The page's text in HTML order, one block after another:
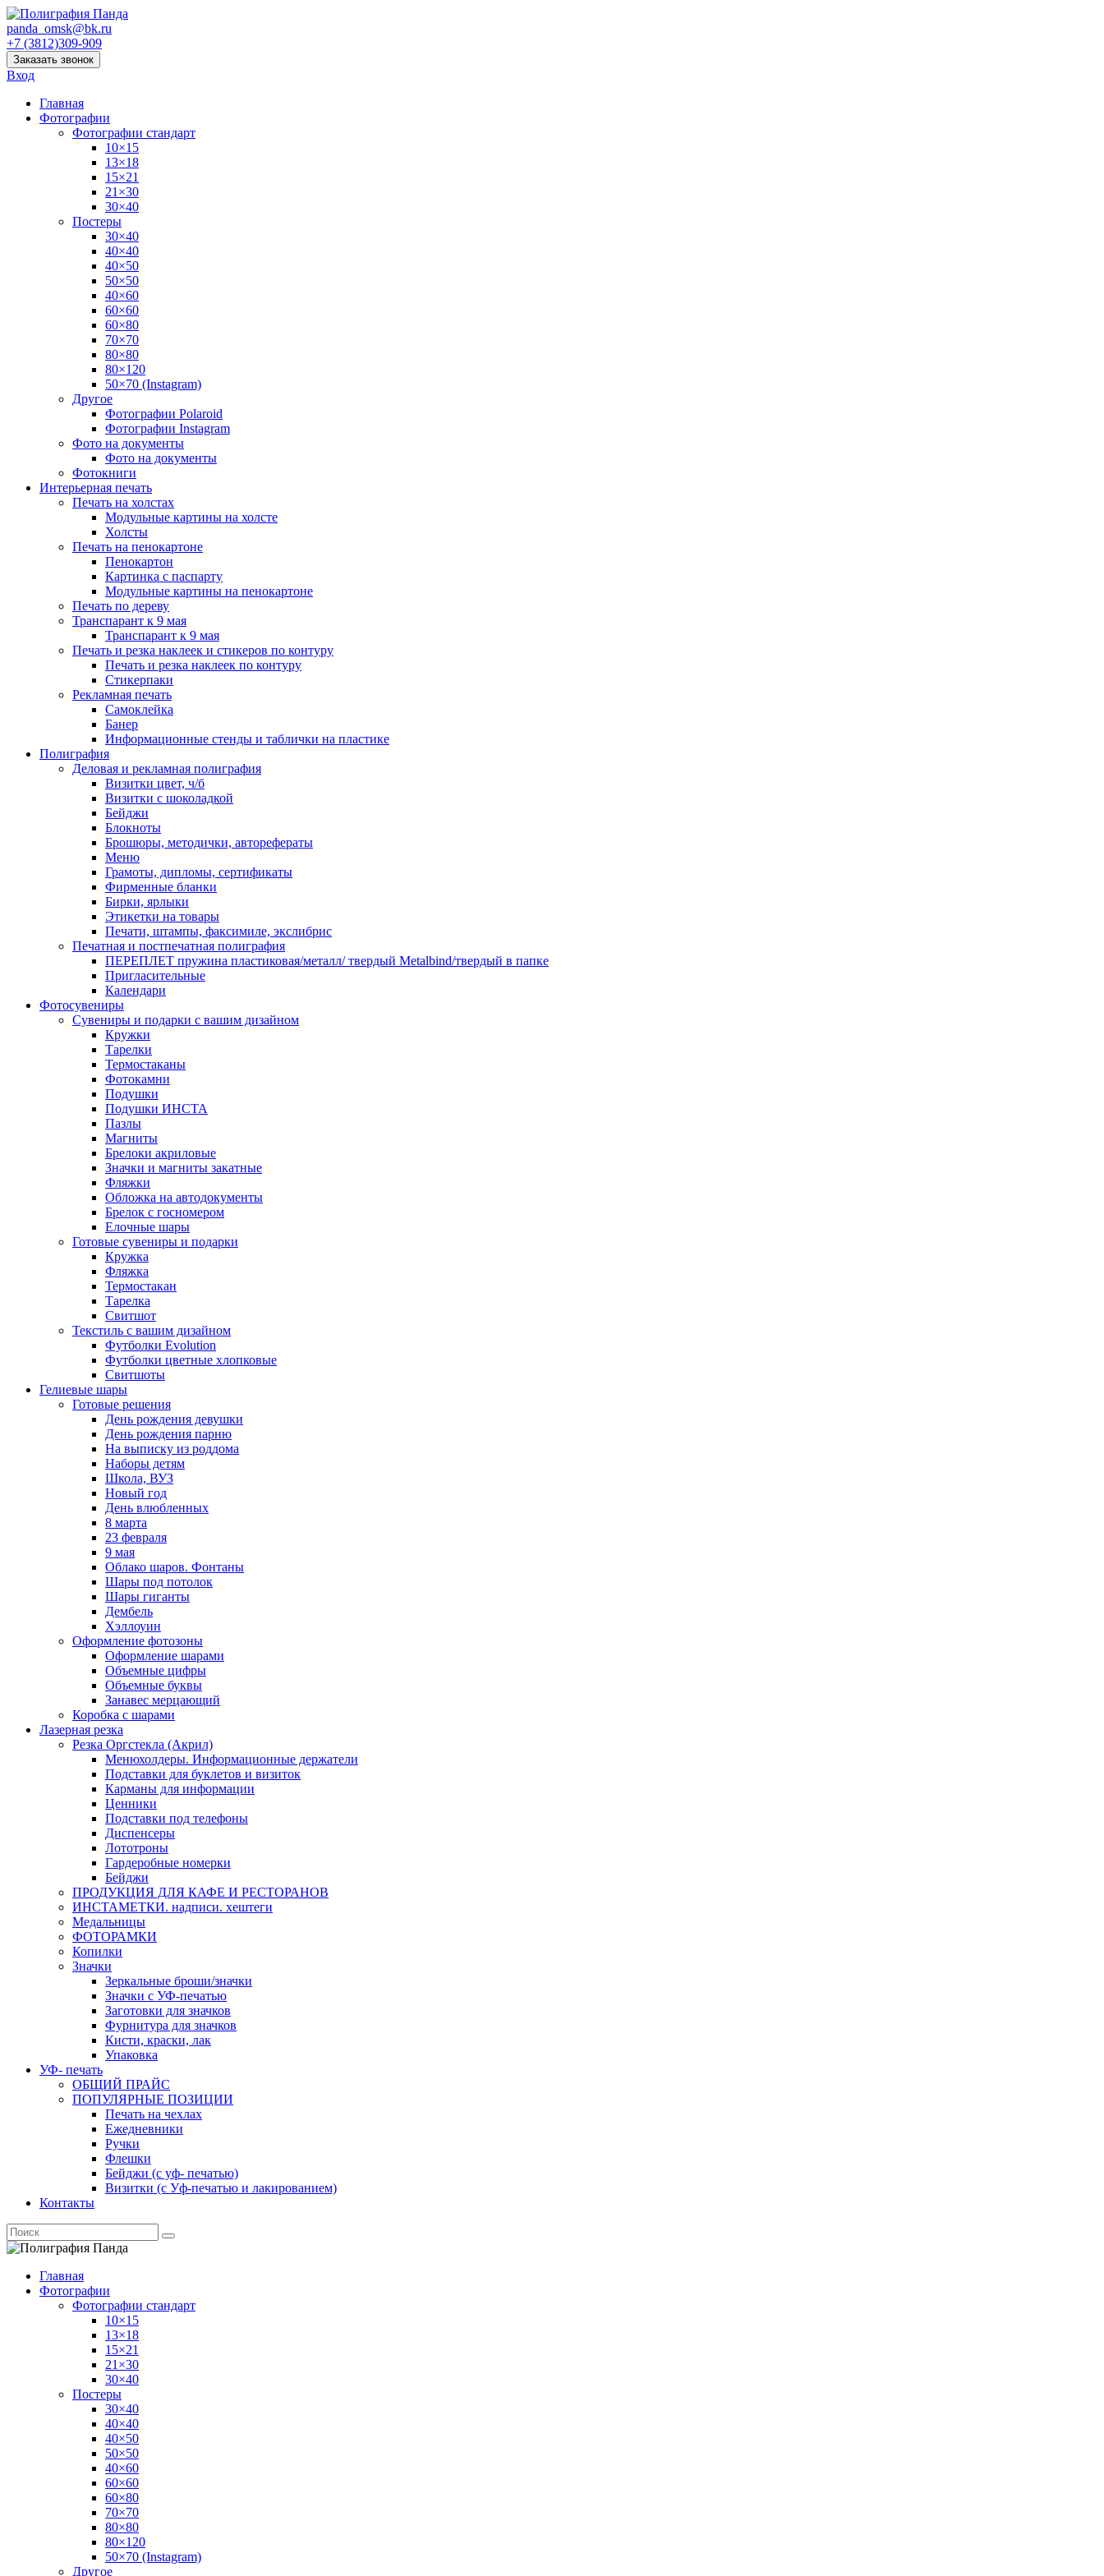
panda_omsk@bk.ru
+7 (3812)309-909
Заказать звонок
Вход
Главная
Фотографии
Фотографии стандарт
10×15
13×18
15×21
21×30
30×40
Постеры
30×40
40×40
40×50
50×50
40×60
60×60
60×80
70×70
80×80
80×120
50×70 (Instagram)
Другое
Фотографии Polaroid
Фотографии Instagram
Фото на документы
Фото на документы
Фотокниги
Интерьерная печать
Печать на холстах
Модульные картины на холсте
Холсты
Печать на пенокартоне
Пенокартон
Картинка с паспарту
Модульные картины на пенокартоне
Печать по дереву
Транспарант к 9 мая
Транспарант к 9 мая
Печать и резка наклеек и стикеров по контуру
Печать и резка наклеек по контуру
Стикерпаки
Рекламная печать
Самоклейка
Банер
Информационные стенды и таблички на пластике
Полиграфия
Деловая и рекламная полиграфия
Визитки цвет, ч/б
Визитки с шоколадкой
Бейджи
Блокноты
Брошюры, методички, авторефераты
Меню
Грамоты, дипломы, сертификаты
Фирменные бланки
Бирки, ярлыки
Этикетки на товары
Печати, штампы, факсимиле, экслибрис
Печатная и постпечатная полиграфия
ПЕРЕПЛЕТ пружина пластиковая/металл/ твердый Metalbind/твердый в папке
Пригласительные
Календари
Фотосувениры
Сувениры и подарки с вашим дизайном
Кружки
Тарелки
Термостаканы
Фотокамни
Подушки
Подушки ИНСТА
Пазлы
Магниты
Брелоки акриловые
Значки и магниты закатные
Фляжки
Обложка на автодокументы
Брелок с госномером
Елочные шары
Готовые сувениры и подарки
Кружка
Фляжка
Термостакан
Тарелка
Свитшот
Текстиль с вашим дизайном
Футболки Evolution
Футболки цветные хлопковые
Свитшоты
Гелиевые шары
Готовые решения
День рождения девушки
День рождения парню
На выписку из роддома
Наборы детям
Школа, ВУЗ
Новый год
День влюбленных
8 марта
23 февраля
9 мая
Облако шаров. Фонтаны
Шары под потолок
Шары гиганты
Дембель
Хэллоуин
Оформление фотозоны
Оформление шарами
Объемные цифры
Объемные буквы
Занавес мерцающий
Коробка с шарами
Лазерная резка
Резка Оргстекла (Акрил)
Менюхолдеры. Информационные держатели
Подставки для буклетов и визиток
Карманы для информации
Ценники
Подставки под телефоны
Диспенсеры
Лототроны
Гардеробные номерки
Бейджи
ПРОДУКЦИЯ ДЛЯ КАФЕ И РЕСТОРАНОВ
ИНСТАМЕТКИ. надписи. хештеги
Медальницы
ФОТОРАМКИ
Копилки
Значки
Зеркальные броши/значки
Значки с УФ-печатью
Заготовки для значков
Фурнитура для значков
Кисти, краски, лак
Упаковка
УФ- печать
ОБЩИЙ ПРАЙС
ПОПУЛЯРНЫЕ ПОЗИЦИИ
Печать на чехлах
Ежедневники
Ручки
Флешки
Бейджи (с уф- печатью)
Визитки (с Уф-печатью и лакированием)
Контакты
Главная
Фотографии
Фотографии стандарт
10×15
13×18
15×21
21×30
30×40
Постеры
30×40
40×40
40×50
50×50
40×60
60×60
60×80
70×70
80×80
80×120
50×70 (Instagram)
Другое